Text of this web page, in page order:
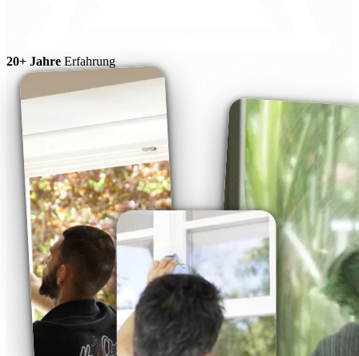
20+ Jahre Erfahrung